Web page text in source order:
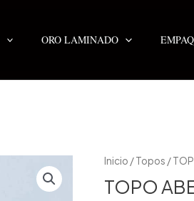
ORO LAMINADO
Inicio /Topos /
TOPO